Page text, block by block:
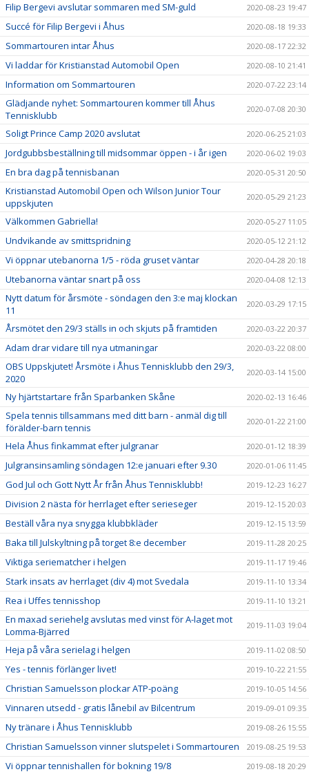
Filip Bergevi avslutar sommaren med SM-guld 2020-08-23 19:47
Succé för Filip Bergevi i Åhus 2020-08-18 19:33
Sommartouren intar Åhus 2020-08-17 22:32
Vi laddar för Kristianstad Automobil Open 2020-08-10 21:41
Information om Sommartouren 2020-07-22 23:14
Glädjande nyhet: Sommartouren kommer till Åhus
Tennisklubb
2020-07-08 20:30
Soligt Prince Camp 2020 avslutat 2020-06-25 21:03
Jordgubbsbeställning till midsommar öppen - i år igen 2020-06-02 19:03
En bra dag på tennisbanan 2020-05-31 20:50
Kristianstad Automobil Open och Wilson Junior Tour
uppskjuten
2020-05-29 21:23
Välkommen Gabriella! 2020-05-27 11:05
Undvikande av smittspridning 2020-05-12 21:12
Vi öppnar utebanorna 1/5 - röda gruset väntar 2020-04-28 20:18
Utebanorna väntar snart på oss 2020-04-08 12:13
Nytt datum för årsmöte - söndagen den 3:e maj klockan
11
2020-03-29 17:15
Årsmötet den 29/3 ställs in och skjuts på framtiden 2020-03-22 20:37
Adam drar vidare till nya utmaningar 2020-03-22 08:00
OBS Uppskjutet! Årsmöte i Åhus Tennisklubb den 29/3,
2020
2020-03-14 15:00
Ny hjärtstartare från Sparbanken Skåne 2020-02-13 16:46
Spela tennis tillsammans med ditt barn - anmäl dig till
förälder-barn tennis
2020-01-22 21:00
Hela Åhus finkammat efter julgranar 2020-01-12 18:39
Julgransinsamling söndagen 12:e januari efter 9.30 2020-01-06 11:45
God Jul och Gott Nytt År från Åhus Tennisklubb! 2019-12-23 16:27
Division 2 nästa för herrlaget efter serieseger 2019-12-15 20:03
Beställ våra nya snygga klubbkläder 2019-12-15 13:59
Baka till Julskyltning på torget 8:e december 2019-11-28 20:25
Viktiga seriematcher i helgen 2019-11-17 19:46
Stark insats av herrlaget (div 4) mot Svedala 2019-11-10 13:34
Rea i Uffes tennisshop 2019-11-10 13:21
En maxad seriehelg avslutas med vinst för A-laget mot
Lomma-Bjärred
2019-11-03 19:04
Heja på våra serielag i helgen 2019-11-02 08:50
Yes - tennis förlänger livet! 2019-10-22 21:55
Christian Samuelsson plockar ATP-poäng 2019-10-05 14:56
Vinnaren utsedd - gratis lånebil av Bilcentrum 2019-09-01 09:35
Ny tränare i Åhus Tennisklubb 2019-08-26 15:55
Christian Samuelsson vinner slutspelet i Sommartouren 2019-08-25 19:53
Vi öppnar tennishallen för bokning 19/8 2019-08-18 20:29